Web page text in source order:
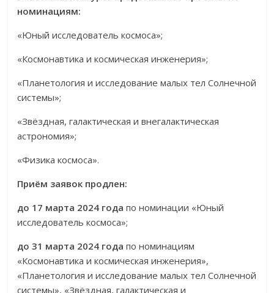
номинациям:
«Юный исследователь космоса»;
«Космонавтика и космическая инженерия»;
«Планетология и исследование малых тел Солнечной
системы»;
«Звёздная, галактическая и внегалактическая
астрономия»;
«Физика космоса».
Приём заявок продлен:
до 17 марта 2024 годапо номинации «Юный
исследователь космоса»;
до 31 марта 2024 годапо номинациям
«Космонавтика и космическая инженерия»,
«Планетология и исследование малых тел Солнечной
системы», «Звёздная, галактическая и